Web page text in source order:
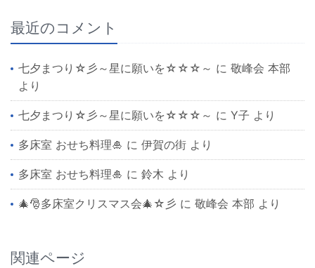
最近のコメント
七夕まつり☆彡～星に願いを☆☆☆～ に敬峰会 本部
より
七夕まつり☆彡～星に願いを☆☆☆～ にY子 より
多床室 おせち料理🎍 に伊賀の街 より
多床室 おせち料理🎍 に鈴木 より
🎄🎅多床室クリスマス会🎄☆彡 に敬峰会 本部 より
関連ページ